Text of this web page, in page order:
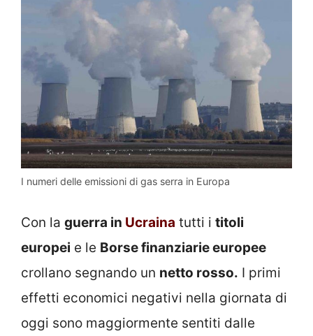
I numeri delle emissioni di gas serra in Europa
Con la guerra in Ucraina tutti i titoli
europei e le Borse finanziarie europee
crollano segnando un netto rosso. I primi
effetti economici negativi nella giornata di
oggi sono maggiormente sentiti dalle